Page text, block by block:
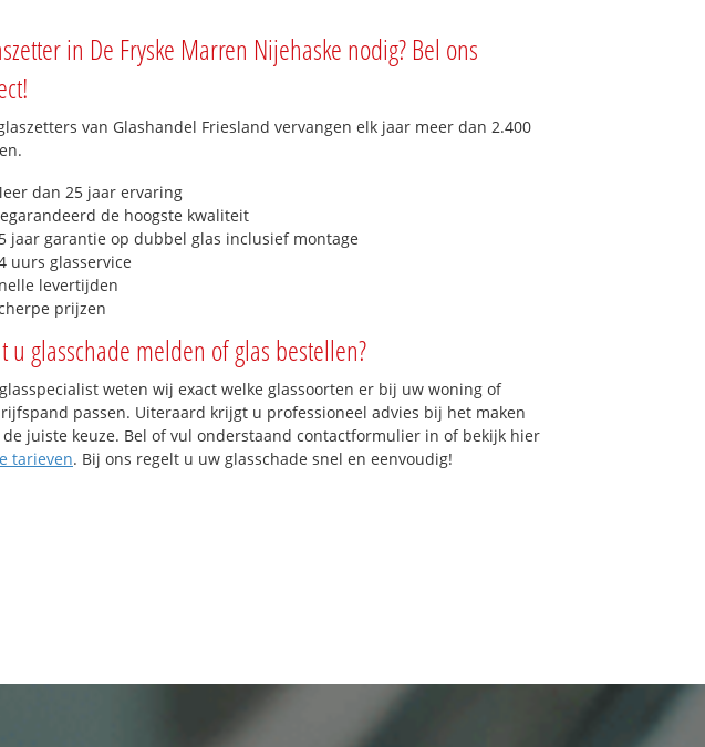
in De Fryske Marren Nijehaske nodig? Bel ons
van Glashandel Friesland vervangen elk jaar meer dan 2.400
dan 25 jaar ervaring
de hoogste kwaliteit
jaar garantie op dubbel glas inclusief montage
uurs glasservice
levertijden
prijzen
u glasschade melden of glas bestellen?
weten wij exact welke glassoorten er bij uw woning of
passen. Uiteraard krijgt u professioneel advies bij het maken
de juiste keuze. Bel of vul onderstaand contactformulier in of bekijk hier
tarieven. Bij ons regelt u uw glasschade snel en eenvoudig!